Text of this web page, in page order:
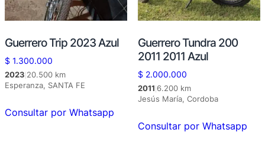
Guerrero Trip 2023 Azul
$ 1.300.000
2023 20.500 km
Esperanza, SANTA FE
Consultar por Whatsapp
Guerrero Tundra 200
2011 2011 Azul
$2.000.000
2011 6.200 km
Jesús María, Cordoba
Consultar por Whatsapp